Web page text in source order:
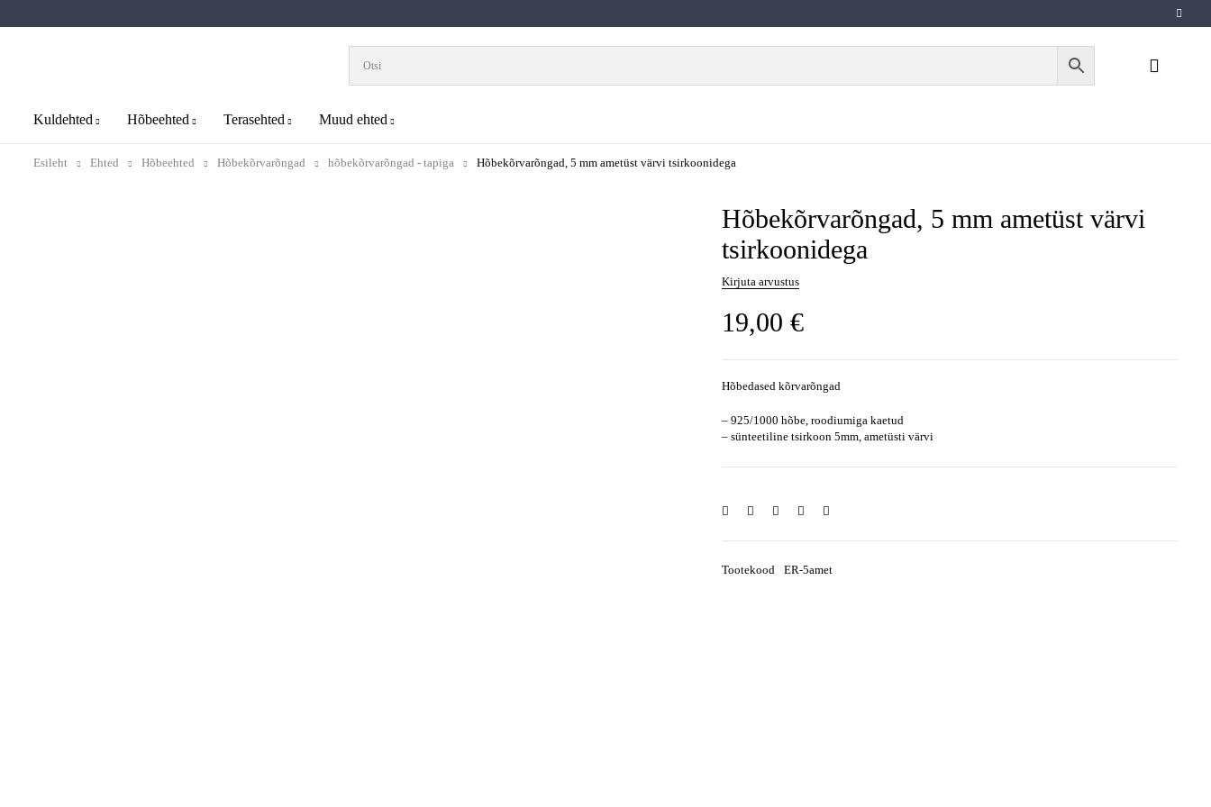
Kuldehted Hõbeehted Terasehted Muud ehted
Esileht Ehted Hõbeehted Hõbekõrvarõngad hõbekõrvarõngad - tapiga Hõbekõrvarõngad, 5 mm ametüst värvi tsirkoonidega
Hõbekõrvarõngad, 5 mm ametüst värvi
tsirkoonidega
Kirjuta arvustus
19,00 €
Hõbedased kõrvarõngad
– 925/1000 hõbe, roodiumiga kaetud
– sünteetiline tsirkoon 5mm, ametüsti värvi
Tootekood ER-5amet